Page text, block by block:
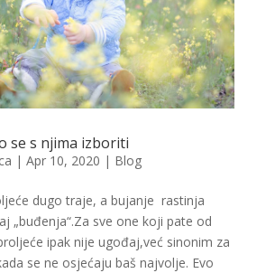
se s njima izboriti
| Apr 10, 2020 | Blog
dugo traje, a bujanje rastinja
„buđenja“.Za sve one koji pate od
ipak nije ugođaj,već sinonim za
se ne osjećaju baš najvolje. Evo